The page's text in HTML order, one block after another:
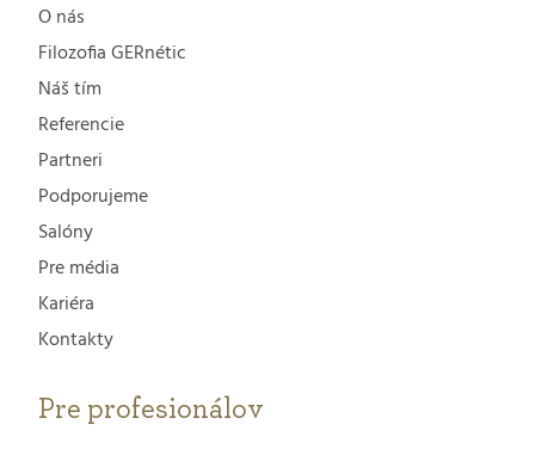
O nás
Filozofia GERnétic
Náš tím
Referencie
Partneri
Podporujeme
Salóny
Pre média
Kariéra
Kontakty
Pre profesionálov